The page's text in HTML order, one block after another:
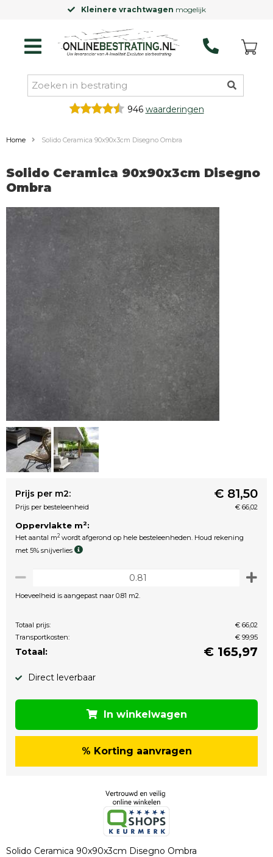
Kleinere vrachtwagen mogelijk
946 waarderingen
Home Solido Ceramica 90x90x3cm Disegno Ombra
Solido Ceramica 90x90x3cm Disegno
Ombra
Prijs per m2: € 81,50
Prijs per besteleenheid € 66,02
Oppervlakte m2:
Het aantal m2 wordt afgerond op hele besteleenheden. Houd rekening
met 5% snijverlies
Hoeveelheid is aangepast naar 0.81 m2.
Totaal prijs:
€ 66,02
Transportkosten:
€ 99,95
Totaal: € 165,97
Direct leverbaar
In winkelwagen
% Korting aanvragen
Solido Ceramica 90x90x3cm Disegno Ombra